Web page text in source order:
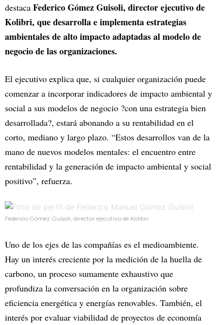
destaca Federico Gómez Guisoli, director ejecutivo de
Kolibri, que desarrolla e implementa estrategias
ambientales de alto impacto adaptadas al modelo de
negocio de las organizaciones.
El ejecutivo explica que, si cualquier organización puede
comenzar a incorporar indicadores de impacto ambiental y
social a sus modelos de negocio ?con una estrategia bien
desarrollada?, estará abonando a su rentabilidad en el
corto, mediano y largo plazo. “Estos desarrollos van de la
mano de nuevos modelos mentales: el encuentro entre
rentabilidad y la generación de impacto ambiental y social
positivo”, refuerza.
Federico Gómez Guisoli, director ejecutivo de Kolibri
Uno de los ejes de las compañías es el medioambiente.
Hay un interés creciente por la medición de la huella de
carbono, un proceso sumamente exhaustivo que
profundiza la conversación en la organización sobre
eficiencia energética y energías renovables. También, el
interés por evaluar viabilidad de proyectos de economía